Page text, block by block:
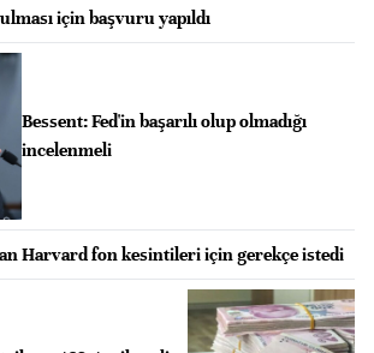
için başvuru yapıldı
Bessent: Fed'in başarılı olup olmadığı
incelenmeli
Harvard fon kesintileri için gerekçe istedi